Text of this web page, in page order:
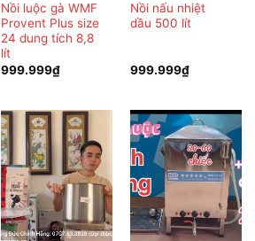
Nồi luộc gà WMF
Provent Plus size
24 dung tích 8,8
lít
999.999₫
Nồi nấu nhiệt
dầu 500 lít
999.999₫